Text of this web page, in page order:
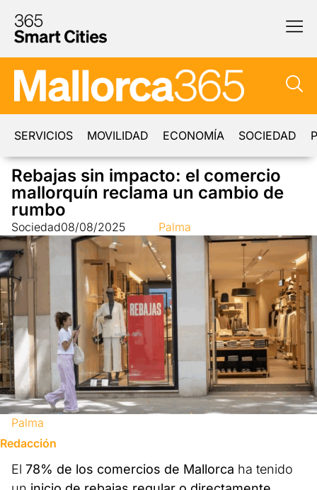
SERVICIOS MOVILIDAD ECONOMÍA SOCIEDAD
Rebajas sin impacto: el comercio
mallorquín reclama un cambio de
rumbo
Sociedad08/08/2025 Palma
Palma
Redacción
El 78% de los comercios de Mallorca ha tenido